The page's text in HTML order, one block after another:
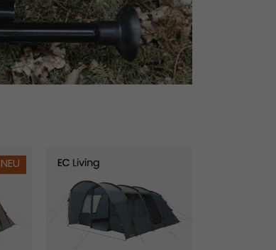
NEU
Skarvan 6